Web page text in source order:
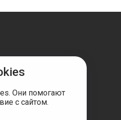
Они помогают
с сайтом.